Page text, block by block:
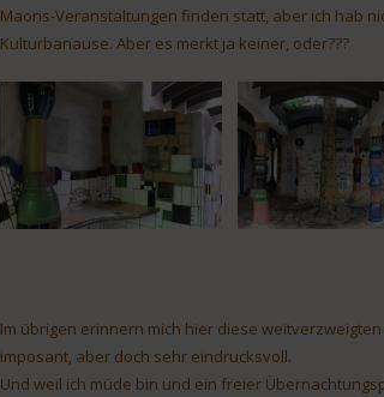
Maoris-Veranstaltungen finden statt, aber ich hab
Kulturbanause. Aber es merkt ja keiner, oder???
Im übrigen erinnern mich hier diese
imposant, aber doch sehr eindrucksvoll.
Und weil ich müde bin und ein freier